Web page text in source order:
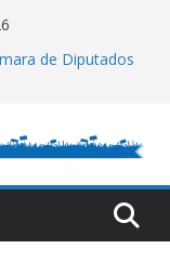
de Diputados
y la represión